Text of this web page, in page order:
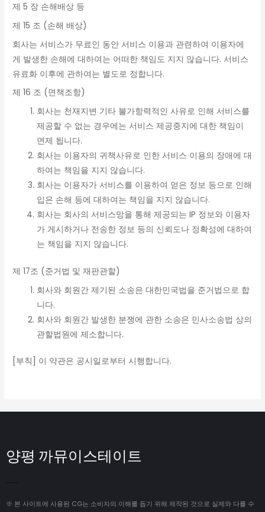
제 5 장 손해배상 등
제 15 조 (손해 배상)
회사는 서비스가 무료인 동안 서비스 이용과 관련하여 이용자에
게 발생한 손해에 대하여는 어떠한 책임도 지지 않습니다. 서비스
유료화 이후에 관하여는 별도로 정합니다.
제 16 조 (면책조항)
회사는 천재지변 기타 불가항력적인 사유로 인해 서비스를
제공할 수 없는 경우에는 서비스 제공중지에 대한 책임이
면제 됩니다.
회사는 이용자의 귀책사유로 인한 서비스 이용의 장애에 대
하여는 책임을 지지 않습니다.
회사는 이용자가 서비스를 이용하여 얻은 정보 등으로 인해
입은 손해 등에 대하여는 책임을 지지 않습니다.
회사는 회사의 서비스망을 통해 제공되는 IP 정보와 이용자
가 게시하거나 전송한 정보 등의 신뢰도나 정확성에 대하여
는 책임을 지지 않습니다.
제 17조 (준거법 및 재판관할)
회사와 회원간 제기된 소송은 대한민국법을 준거법으로 합
니다.
회사와 회원간 발생한 분쟁에 관한 소송은 민사소송법 상의
관할법원에 제소합니다.
[부칙] 이 약관은 공시일로부터 시행합니다.
양평 까뮤이스테이트
※ 본 사이트에 사용된 CG는 소비자의 이해를 돕기 위해 제작된 것으로 실제와 다를 수